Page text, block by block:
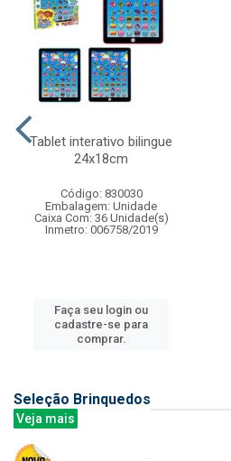
Tablet interativo bilingue
24x18cm
Código: 830030
Embalagem: Unidade
Caixa Com: 36 Unidade(s)
Inmetro: 006758/2019
Faça seu login ou
cadastre-se para
comprar.
Seleção Brinquedos
Veja mais